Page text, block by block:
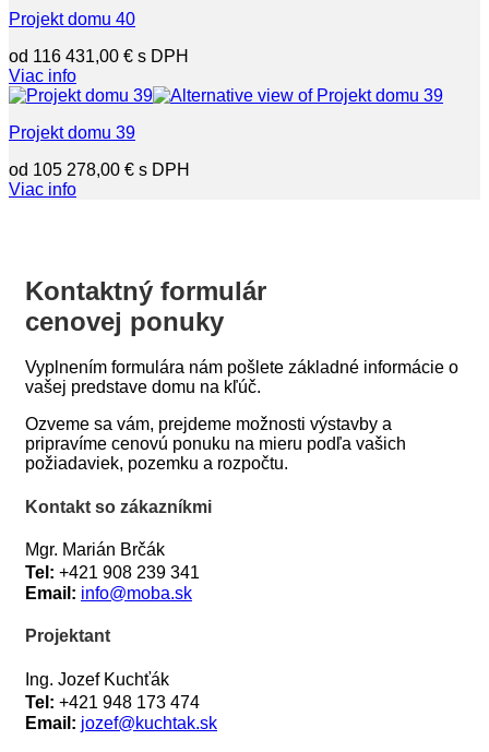
Projekt domu 40
116 431,00 €
Viac info
Projekt domu 39
105 278,00 €
Viac info
Kontaktný formulár
cenovej ponuky
Vyplnením formulára nám pošlete základné informácie o
vašej predstave domu na kľúč.
Ozveme sa vám, prejdeme možnosti výstavby a
pripravíme cenovú ponuku na mieru podľa vašich
požiadaviek, pozemku a rozpočtu.
Kontakt so zákazníkmi
Mgr. Marián Brčák
Tel: +421 908 239 341
Email: info@moba.sk
Projektant
Ing. Jozef Kuchťák
Tel: +421 948 173 474
Email: jozef@kuchtak.sk